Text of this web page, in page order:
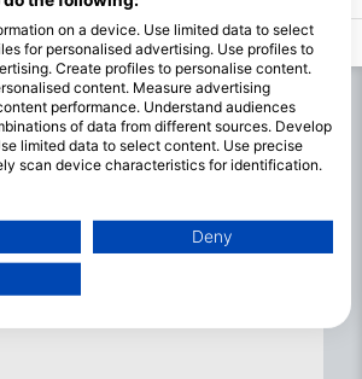
bằng ống thở.
vực thẳm. Tầm nhìn ở
feet! Thật là một Lặn
on a device. Use limited data to select
for personalised advertising. Use profiles to
Create profiles to personalise content.
content. Measure advertising
performance. Understand audiences
of data from different sources. Develop
limited data to select content. Use precise
scan device characteristics for identification.
of the European Union and send to the USA.
policy applies solely to this website/app.
Vendors)
Deny